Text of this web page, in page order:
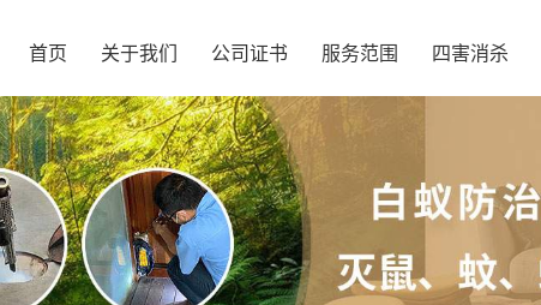
首页 关于我们 公司证书 服务范围 四害消杀